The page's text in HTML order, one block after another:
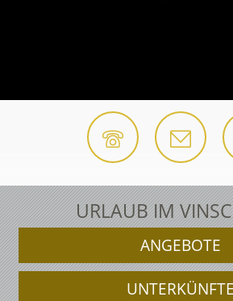
URLAUB IM
ANGEBOTE
UNTERKÜNFTE